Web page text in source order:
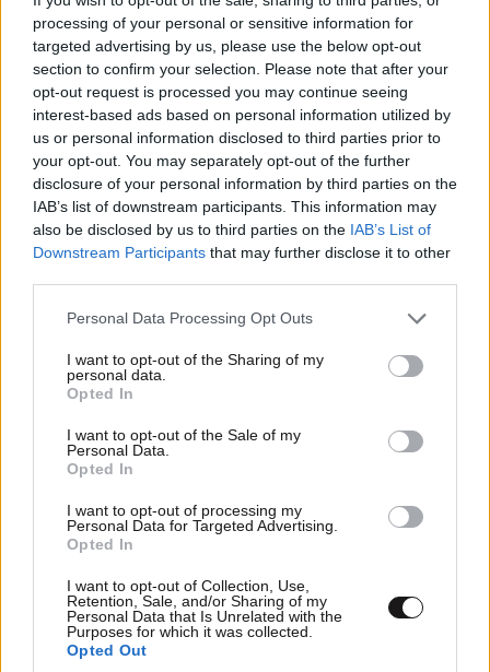
processing of your personal or sensitive information for
targeted advertising by us, please use the below opt-out
section to confirm your selection. Please note that after your
opt-out request is processed you may continue seeing
interest-based ads based on personal information utilized by
us or personal information disclosed to third parties prior to
your opt-out. You may separately opt-out of the further
disclosure of your personal information by third parties on the
IAB’s list of downstream participants. This information may
also be disclosed by us to third parties on the IAB’s List of
Downstream Participants that may further disclose it to other
Please note that this website/app uses one or more Google
not limited to your visit or usage behaviour. You may click to
grant or deny consent to Google and its third-party tags to
use your data for below specified purposes in below Google
consent section.
Personal Data Processing Opt Outs
I want to opt-out of the Sharing of my
personal data.
Opted In
I want to opt-out of the Sale of my
Personal Data.
Opted In
I want to opt-out of processing my
Personal Data for Targeted Advertising.
Opted In
I want to opt-out of Collection, Use,
Retention, Sale, and/or Sharing of my
Personal Data that Is Unrelated with the
Purposes for which it was collected.
Opted Out
Το 6% επί π.χ. των 1400,00€ και όχι των 900,00€ που
είναι μετά τις μειώσεις είναι μικρή κε Κατρούγκαλε;;;
Την ίδια ώρα που αυξάνεται η συμμετοχή στα
φάρμακα, κόβονται φάρμακα από τη λίστα......
Απαντήστε